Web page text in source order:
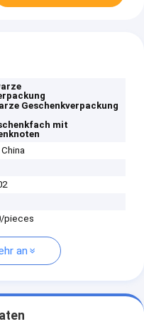
Geschenkverpackung
mit
pieces
an